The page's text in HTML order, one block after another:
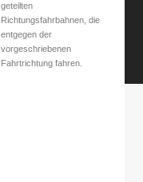
geteilten
Richtungsfahrbahnen, die
entgegen der
vorgeschriebenen
Fahrtrichtung fahren.